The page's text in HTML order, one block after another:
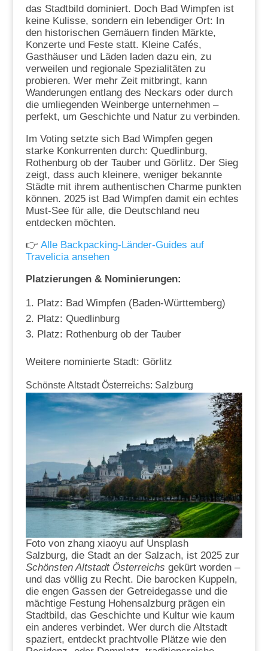
das Stadtbild dominiert. Doch Bad Wimpfen ist
keine Kulisse, sondern ein lebendiger Ort: In
den historischen Gemäuern finden Märkte,
Konzerte und Feste statt. Kleine Cafés,
Gasthäuser und Läden laden dazu ein, zu
verweilen und regionale Spezialitäten zu
probieren. Wer mehr Zeit mitbringt, kann
Wanderungen entlang des Neckars oder durch
die umliegenden Weinberge unternehmen –
perfekt, um Geschichte und Natur zu verbinden.
Im Voting setzte sich Bad Wimpfen gegen
starke Konkurrenten durch: Quedlinburg,
Rothenburg ob der Tauber und Görlitz. Der Sieg
zeigt, dass auch kleinere, weniger bekannte
Städte mit ihrem authentischen Charme punkten
können. 2025 ist Bad Wimpfen damit ein echtes
Must-See für alle, die Deutschland neu
entdecken möchten.
👉 Alle Backpacking-Länder-Guides auf
Travelicia ansehen
Platzierungen & Nominierungen:
Platz: Bad Wimpfen (Baden-Württemberg)
Platz: Quedlinburg
Platz: Rothenburg ob der Tauber
Weitere nominierte Stadt: Görlitz
Schönste Altstadt Österreichs: Salzburg
Foto von zhang xiaoyu auf Unsplash
Salzburg, die Stadt an der Salzach, ist 2025 zur
Schönsten Altstadt Österreichs gekürt worden –
und das völlig zu Recht. Die barocken Kuppeln,
die engen Gassen der Getreidegasse und die
mächtige Festung Hohensalzburg prägen ein
Stadtbild, das Geschichte und Kultur wie kaum
ein anderes verbindet. Wer durch die Altstadt
spaziert, entdeckt prachtvolle Plätze wie den